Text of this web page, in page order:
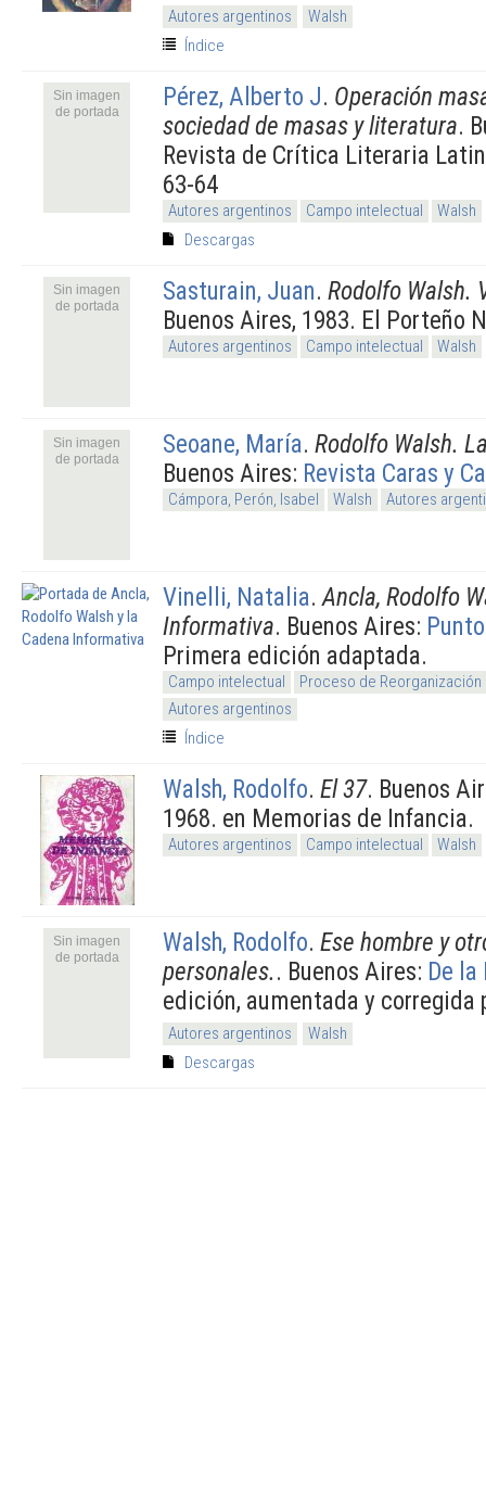
Autores argentinos
Walsh
Índice
Sin imagen
de portada
Pérez, Alberto J. Operación
sociedad de masas y literatura.
Revista de Crítica Literaria
63-64
Autores argentinos Campo intelectual
Walsh
Descargas
Sin imagen
de portada
Sasturain, Juan. Rodolfo Walsh.
Buenos Aires, 1983. El Porteño
Autores argentinos Campo intelectual Walsh
Sin imagen
de portada
Seoane, María. Rodolfo Walsh.
Buenos Aires: Revista Caras y
Cámpora, Perón, Isabel Walsh Autores
Vinelli, Natalia. Ancla, Rodolfo
Informativa. Buenos Aires:
Primera edición adaptada.
Campo intelectual
Proceso de Reorganización
Autores argentinos
Índice
Walsh, Rodolfo. El 37. Buenos
1968. en Memorias de Infancia.
Autores argentinos Campo intelectual Walsh
Sin imagen
de portada
Walsh, Rodolfo. Ese hombre y
personales.. Buenos Aires: De la
edición, aumentada y corregida
Autores argentinos
Walsh
Descargas